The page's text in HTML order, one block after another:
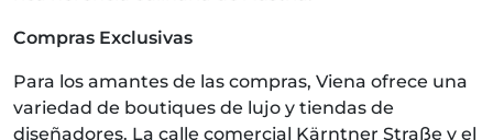
Compras Exclusivas
Para los amantes de las compras, Viena ofrece una
variedad de boutiques de lujo y tiendas de
diseñadores. La calle comercial Kärntner Straße y el